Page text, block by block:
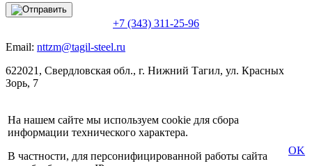
+7 (343) 311-25-96
Email: nttzm@tagil-steel.ru
622021, Свердловская обл., г. Нижний Тагил, ул. Красных
Зорь, 7
На нашем сайте мы используем cookie для сбора
информации технического характера.
В частности, для персонифицированной работы сайта
OK